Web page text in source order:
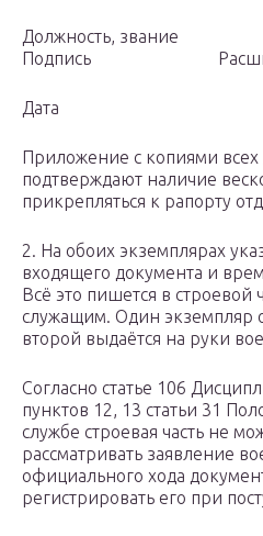
Должность,
Подпись
Дата
Приложение с копиями
подтверждают наличие
прикрепляться к рапорту
2. На обоих экземплярах
входящего документа и
Всё это пишется в строевой
служащим. Один экземпляр
второй выдаётся на руки
Согласно статье 106
пунктов 12, 13 статьи 31
службе строевая часть не
рассматривать заявление
официального хода
регистрировать его при